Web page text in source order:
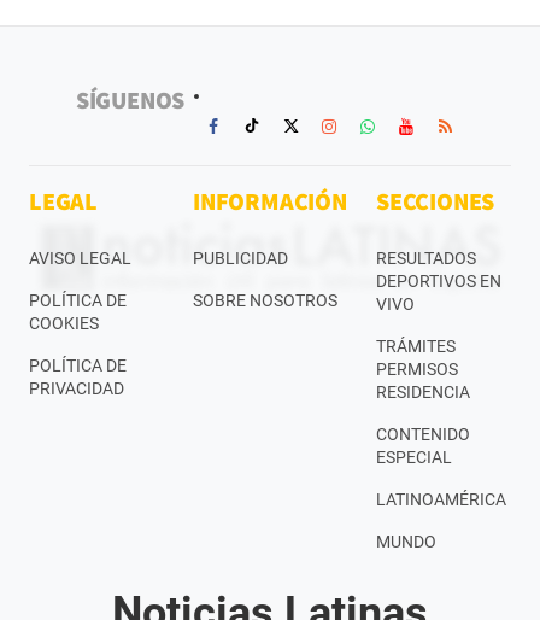
SÍGUENOS
LEGAL
AVISO LEGAL
POLÍTICA DE
COOKIES
POLÍTICA DE
PRIVACIDAD
INFORMACIÓN
PUBLICIDAD
SOBRE NOSOTROS
SECCIONES
RESULTADOS
DEPORTIVOS EN
VIVO
TRÁMITES
PERMISOS
RESIDENCIA
CONTENIDO
ESPECIAL
LATINOAMÉRICA
MUNDO